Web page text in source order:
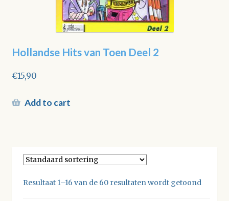
Hollandse Hits van Toen Deel 2
€15,90
Add to cart
Resultaat 1–16 van de 60 resultaten wordt getoond